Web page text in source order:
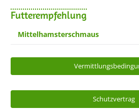
Futterempfehlung
Mittelhamsterschmaus
Schutzvertrag